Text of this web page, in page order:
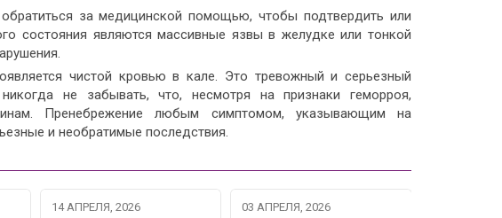
за медицинской помощью, чтобы подтвердить или
состояния являются массивные язвы в желудке или тонкой
чистой кровью в кале. Это тревожный и серьезный
не забывать, что, несмотря на признаки геморроя,
Пренебрежение любым симптомом, указывающим на
и необратимые последствия.
14 АПРЕЛЯ, 2026 03 АПРЕЛЯ, 2026